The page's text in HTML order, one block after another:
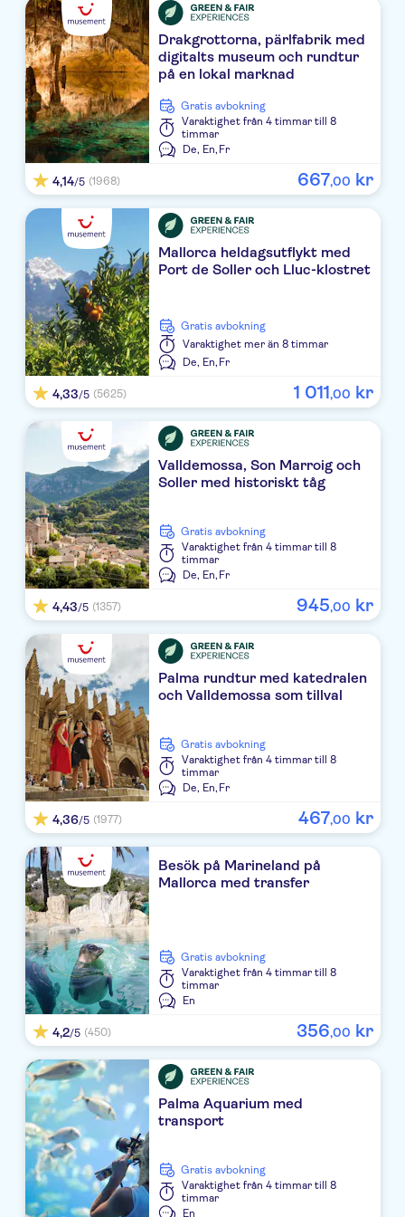
TUI BLUE SENSATORI BIOMAR
Iberostar Waves Cala Millor
Sabina
Playa Moreia
Protur Floriana Resort
Apartamentos Elegance Sol Y Mar
Sur
Hipotels Hipocampo
CM Mallorca Palace
ALLSUN MARIANT PARK
Blue Sea Gran Playa
Rigo
Holiday Village Majorca
Hipotels Hipocampo Playa
Splashworld Bouganvilla
TUI BLUE Grupotel Mallorca Mar
Veronica
Protur Bahia Azul Apartamentos
Universal Bikini
Hipotels Eurotel Punta Rotja
CM Playa del Moro
THB Sa Coma Platja
Hipotels Marfil Playa
TUI BLUE LEVANTE
Anba Romani
Gran Sol .
Protur Alicia
Hipotels Mercedes
Palia Sa Coma Playa
Hotel Levante Park
Girasol
Drakgrottorna, pärlfabrik med
digitalts museum och rundtur
på en lokal marknad
Gratis avbokning
Varaktighet från 4 timmar till 8
timmar
De, En,Fr
4,14/5 (1968) 667,00 kr
Mallorca heldagsutflykt med
Port de Soller och Lluc-klostret
Gratis avbokning
Varaktighet mer än 8 timmar
De, En,Fr
4,33/5 (5625) 1 011,00 kr
Valldemossa, Son Marroig och
Soller med historiskt tåg
Gratis avbokning
Varaktighet från 4 timmar till 8
timmar
De, En,Fr
4,43/5 (1357) 945,00 kr
Palma rundtur med katedralen
och Valldemossa som tillval
Gratis avbokning
Varaktighet från 4 timmar till 8
timmar
De, En,Fr
4,36/5 (1977) 467,00 kr
Besök på Marineland på
Mallorca med transfer
Gratis avbokning
Varaktighet från 4 timmar till 8
timmar
En
4,2/5 (450) 356,00 kr
Palma Aquarium med
transport
Gratis avbokning
Varaktighet från 4 timmar till 8
timmar
En